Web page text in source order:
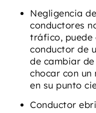
Negligencia
conductores
tráfico, puede
conductor de
de cambiar
chocar con
en su punto
Conductor